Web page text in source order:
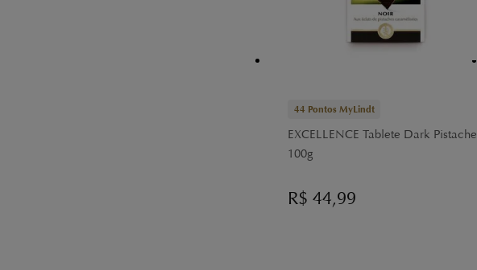
44 Pontos MyLindt
EXCELLENCE Tablete Dark Pistache
100g
R$ 44,99